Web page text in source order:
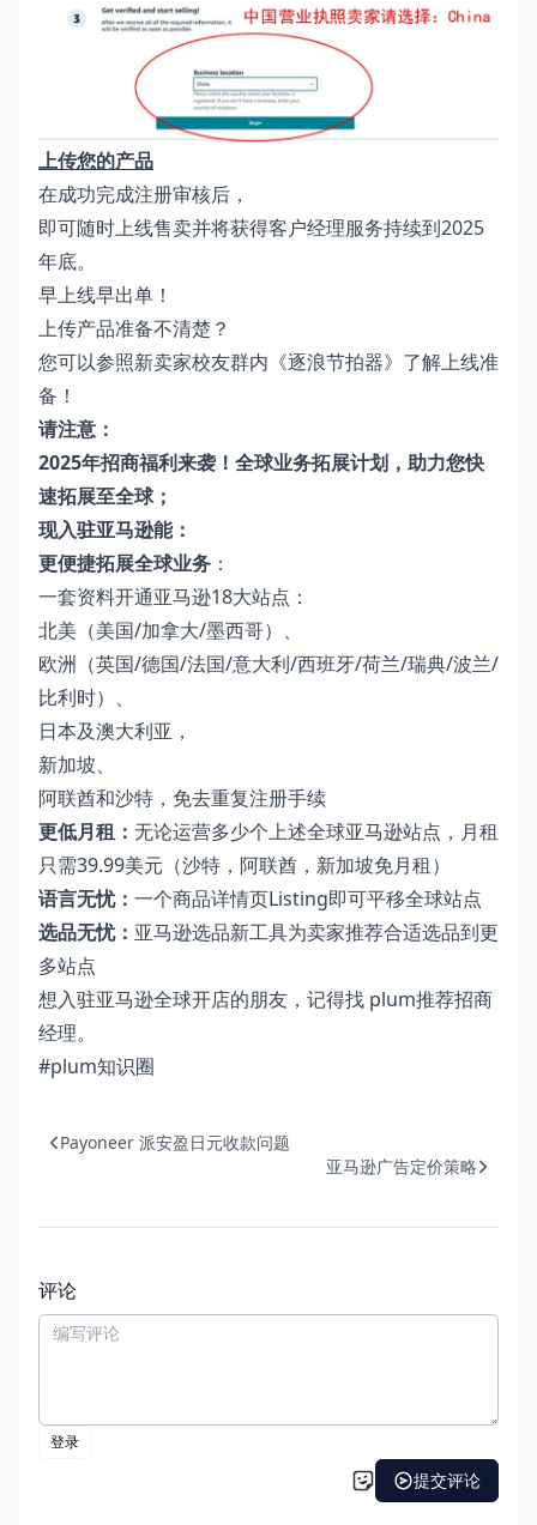
上传您的产品
在成功完成注册审核后，
即可随时上线售卖并将获得客户经理服务持续到2025
年底。
早上线早出单！
上传产品准备不清楚？
您可以参照新卖家校友群内《逐浪节拍器》了解上线准
备！
请注意：
2025年招商福利来袭！全球业务拓展计划，助力您快
速拓展至全球；
现入驻亚马逊能：
更便捷拓展全球业务 ：
一套资料开通亚马逊18大站点：
北美（美国/加拿大/墨西哥）、
欧洲（英国/德国/法国/意大利/西班牙/荷兰/瑞典/波兰/
比利时）、
日本及澳大利亚，
新加坡、
阿联酋和沙特，免去重复注册手续
更低月租： 无论运营多少个上述全球亚马逊站点，月租
只需39.99美元（沙特，阿联酋，新加坡免月租）
语言无忧： 一个商品详情页Listing即可平移全球站点
选品无忧： 亚马逊选品新工具为卖家推荐合适选品到更
多站点
想入驻亚马逊全球开店的朋友，记得找 plum推荐招商
经理。
#plum知识圈
Payoneer 派安盈日元收款问题
亚马逊广告定价策略
评论